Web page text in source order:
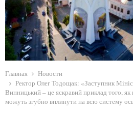
R
Y
M
E
Главная
Новости
Ректор Олег Тодощак: «Заступник
Винницький – це яскравий приклад того, як
можуть згубно вплинути на всю систему